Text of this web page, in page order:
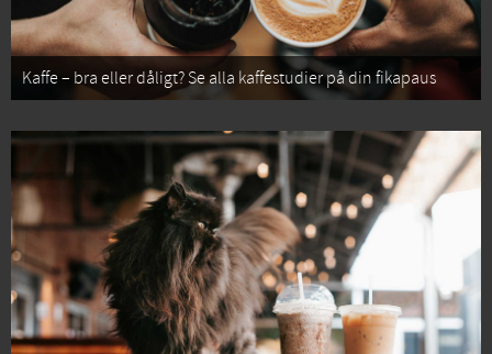
Kaffe – bra eller dåligt? Se alla kaffestudier på din fikapaus